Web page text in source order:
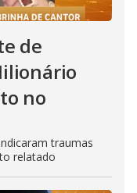
de
no
traumas
relatado